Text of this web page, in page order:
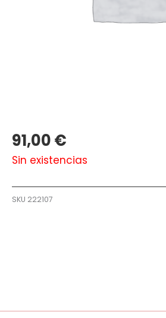
91,00€
Sin existencias
SKU 222107